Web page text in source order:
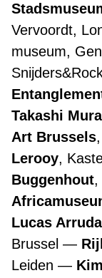
Vervoordt,
museum,
Takashi
Art Brussels
Lerooy,
Buggenhout,
Lucas Arruda
Brussel
Leiden